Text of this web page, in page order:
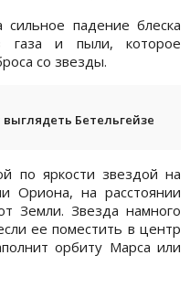
падение блеска
газа и пыли, которое
со звезды.
Бетельгейзе
по яркости звездой на
Ориона, на расстоянии
Земли. Звезда намного
ее поместить в центр
орбиту Марса или